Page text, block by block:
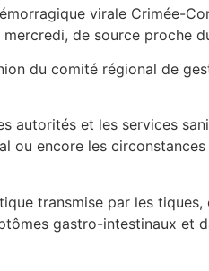
virale Crimée-
de source proche
du comité régional de
autorités et les services
ou encore les
transmise par les
gastro-intestinaux et